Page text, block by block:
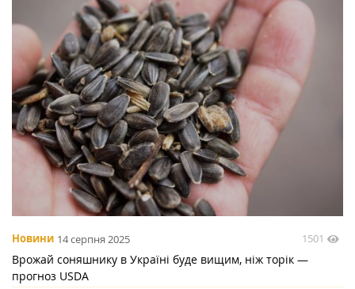
Новини 14 серпня 2025 1501
Врожай соняшнику в Україні буде вищим, ніж торік —
прогноз USDA